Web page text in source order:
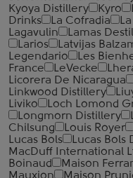
Kyoya Distillery
Kyro
Drinks
La Cofradia
Lagavulin
Lamas
Larios
Latvijas
Legendario
Les
France
LeVecke
Licorera De Nicaragua
Linkwood Distillery
Liviko
Loch Lomond
Longmorn Distillery
Chilsung
Louis Royer
Lucas Bols
Lucas Bols
MacDuff International
Boinaud
Maison